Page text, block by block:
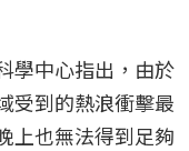
學中心指出，由於
受到的熱浪衝擊最
上也無法得到足夠